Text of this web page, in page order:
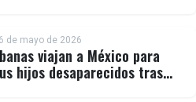
6 de mayo de 2026
viajan a México para
hijos desaparecidos tras